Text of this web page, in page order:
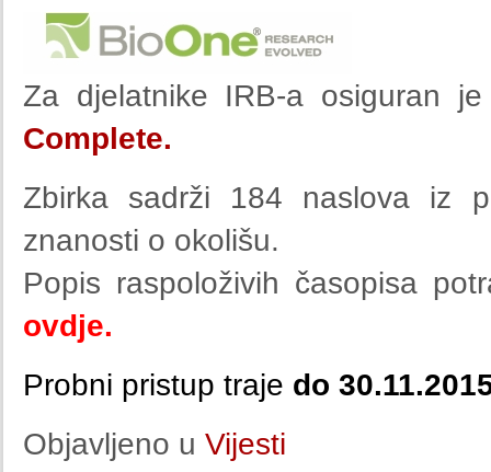
Za djelatnike IRB-a osiguran
Complete.
Zbirka sadrži 184 naslova iz
znanosti o okolišu.
Popis raspoloživih časopisa
ovdje.
Probni pristup traje do
Objavljeno u Vijesti